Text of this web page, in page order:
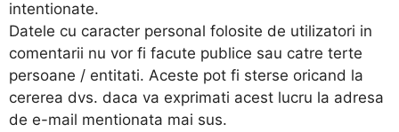
intentionate.
Datele cu caracter personal folosite de utilizatori in
comentarii nu vor fi facute publice sau catre terte
persoane / entitati. Aceste pot fi sterse oricand la
cererea dvs. daca va exprimati acest lucru la adresa
de e-mail mentionata mai sus.